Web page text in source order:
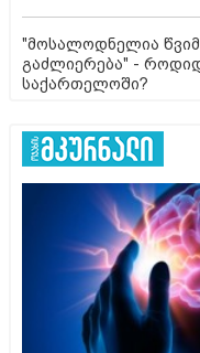
"მოსალოდნელია
გაძლიერება" -
საქართელოში?